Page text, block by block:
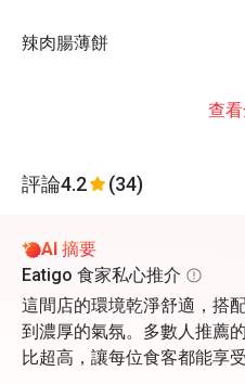
辣肉腸薄餅
查
評論4.2 (34)
AI 摘要
Eatigo 食家私心推介
這間店的環境乾淨舒適，搭
到濃厚的氣氛。多數人推薦
比超高，讓每位食客都能享